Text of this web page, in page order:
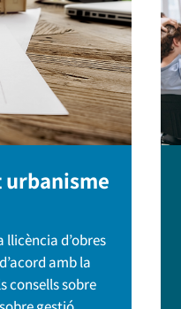
urbanisme
d’obres
amb la
consells sobre